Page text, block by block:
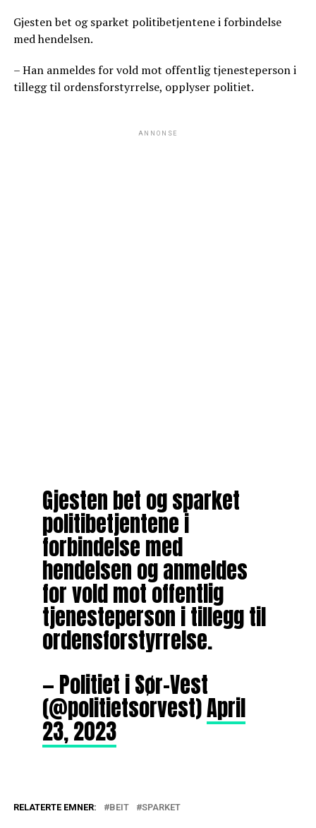
Gjesten bet og sparket politibetjentene i forbindelse
med hendelsen.
– Han anmeldes for vold mot offentlig tjenesteperson i
tillegg til ordensforstyrrelse, opplyser politiet.
ANNONSE
Gjesten bet og sparket
politibetjentene i
forbindelse med
hendelsen og anmeldes
for vold mot offentlig
tjenesteperson i tillegg til
ordensforstyrrelse.
— Politiet i Sør-Vest
(@politietsorvest)April
23, 2023
RELATERTE EMNER: BEIT SPARKET